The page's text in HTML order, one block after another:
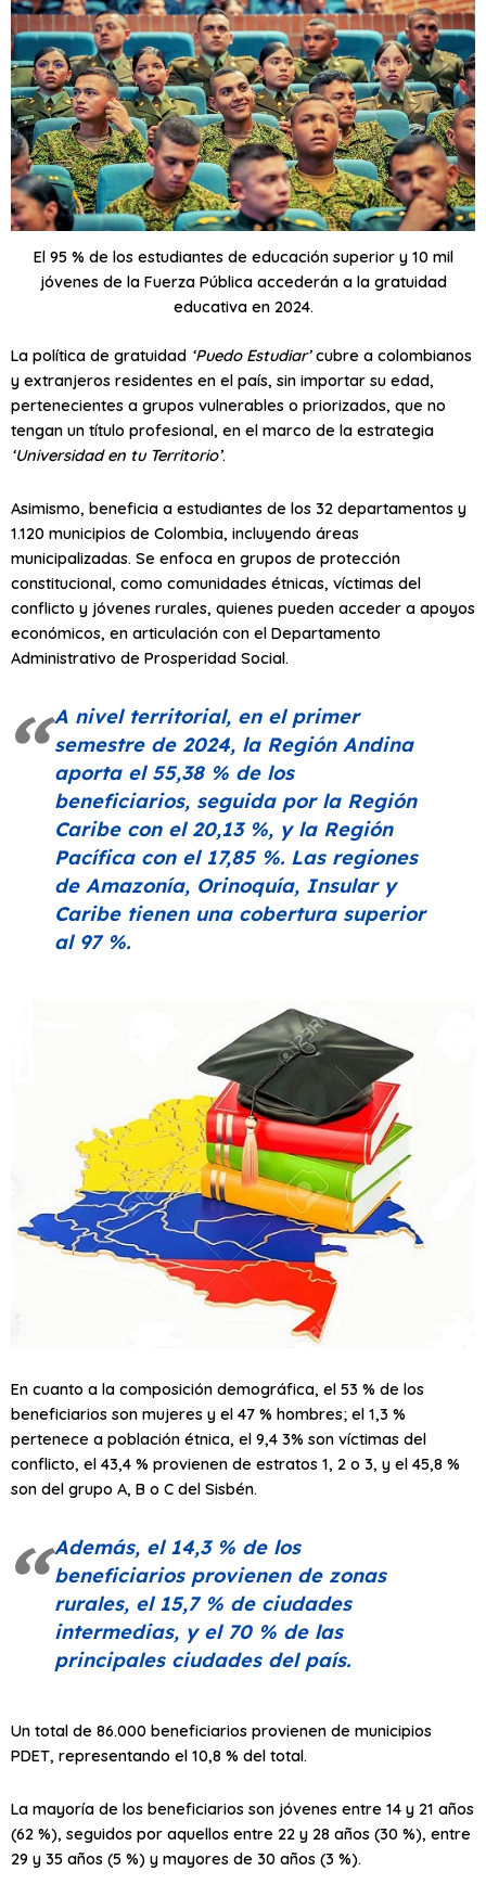
El 95 % de los estudiantes de educación superior y 10 mil
jóvenes de la Fuerza Pública accederán a la gratuidad
educativa en 2024.
La política de gratuidad ‘Puedo Estudiar’cubre a colombianos
y extranjeros residentes en el país, sin importar su edad,
pertenecientes a grupos vulnerables o priorizados, que no
tengan un título profesional, en el marco de la estrategia
‘Universidad en tu Territorio’.
Asimismo, beneficia a estudiantes de los 32 departamentos y
1.120 municipios de Colombia, incluyendo áreas
municipalizadas. Se enfoca en grupos de protección
constitucional, como comunidades étnicas, víctimas del
conflicto y jóvenes rurales, quienes pueden acceder a apoyos
económicos, en articulación con el Departamento
Administrativo de Prosperidad Social.
A nivel territorial, en el primer
semestre de 2024, la Región Andina
aporta el 55,38 % de los
beneficiarios, seguida por la Región
Caribe con el 20,13 %, y la Región
Pacífica con el 17,85 %. Las regiones
de Amazonía, Orinoquía, Insular y
Caribe tienen una cobertura superior
al 97 %.
En cuanto a la composición demográfica, el 53 % de los
beneficiarios son mujeres y el 47 % hombres; el 1,3 %
pertenece a población étnica, el 9,4 3% son víctimas del
conflicto, el 43,4 % provienen de estratos 1, 2 o 3, y el 45,8 %
son del grupo A, B o C del Sisbén.
Además, el 14,3 % de los
beneficiarios provienen de zonas
rurales, el 15,7 % de ciudades
intermedias, y el 70 % de las
principales ciudades del país.
Un total de 86.000 beneficiarios provienen de municipios
PDET, representando el 10,8 % del total.
La mayoría de los beneficiarios son jóvenes entre 14 y 21 años
(62 %), seguidos por aquellos entre 22 y 28 años (30 %), entre
29 y 35 años (5 %) y mayores de 30 años (3 %).